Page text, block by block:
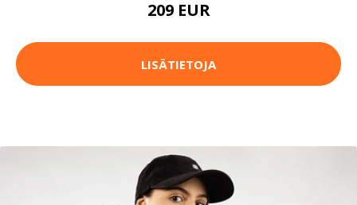
209 EUR
LISÄTIETOJA